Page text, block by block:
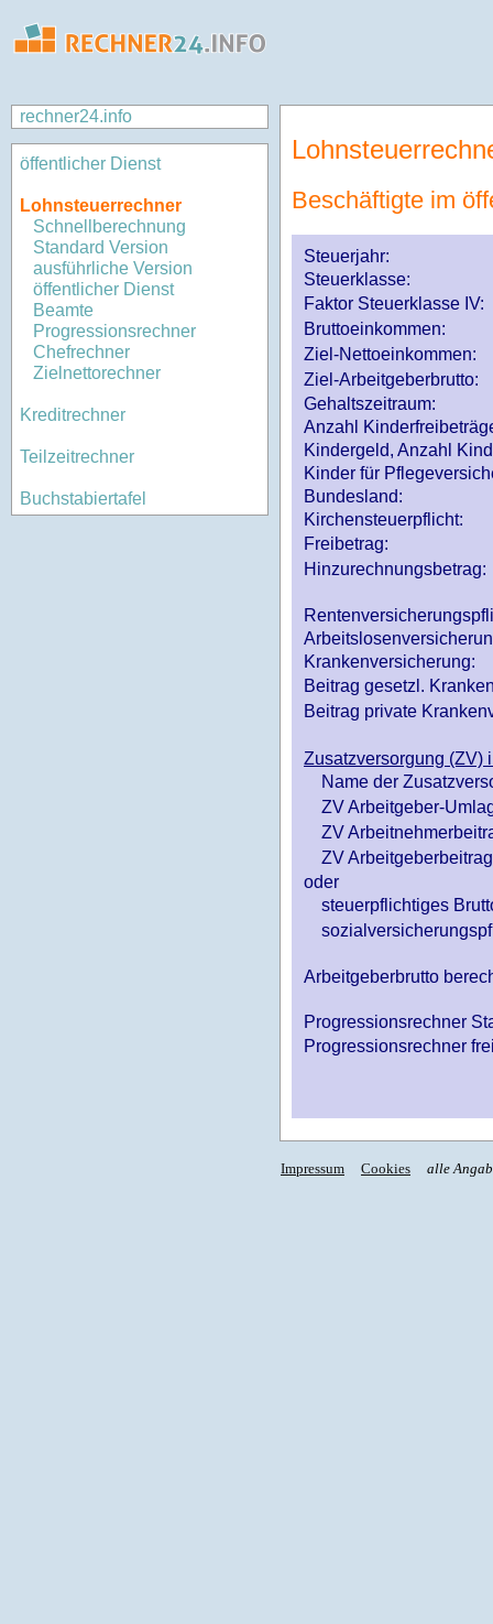
rechner24.info
öffentlicher Dienst
Lohnsteuerrechner
Schnellberechnung
Standard Version
ausführliche Version
öffentlicher Dienst
Beamte
Progressionsrechner
Chefrechner
Zielnettorechner
Kreditrechner
Teilzeitrechner
Buchstabiertafel
Beschäftigte im
Steuerjahr:
Steuerklasse:
Faktor Steuerklasse IV:
Bruttoeinkommen:
Ziel-Nettoeinkommen:
Ziel-Arbeitgeberbrutto:
Gehaltszeitraum:
Anzahl
Kindergeld, Anzahl
Kinder für
Bundesland:
Kirchensteuerpflicht:
Freibetrag:
Hinzurechnungsbetrag:
Krankenversicherung:
Beitrag gesetzl.
Beitrag private
Zusatzversorgung (ZV)
Name der
ZV Arbeitgeber-
ZV
ZV
oder
steuerpflichtiges
Arbeitgeberbrutto
Progressionsrechner
Progressionsrechner
Impressum Cookies alle